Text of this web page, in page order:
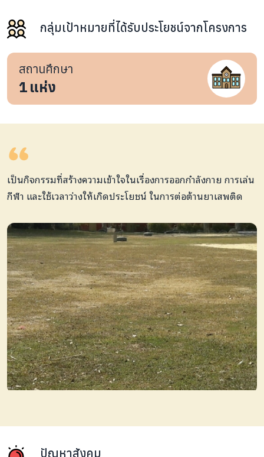
กลุ่มเป้าหมายที่ได้รับประโยชน์จากโครงการ
สถานศึกษา
1แห่ง
เป็นกิจกรรมที่สร้างความเข้าใจในเรื่องการออกกำลังกาย การเล่น
กีฬา และใช้เวลาว่างให้เกิดประโยชน์ ในการต่อต้านยาเสพติด
ปัญหาสังคม